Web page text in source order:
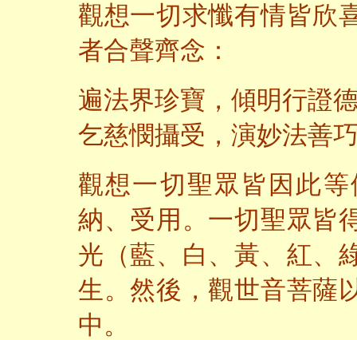
觀想一切求懺有情皆欣
者合聲齊念：
遍法界珍寶，傾明行證
乞慈憫攝受，演妙法善
觀想一切聖眾皆因此
納、受用。一切聖眾皆
光（藍、白、黃、紅、
生。然後，觀世音菩薩
中。